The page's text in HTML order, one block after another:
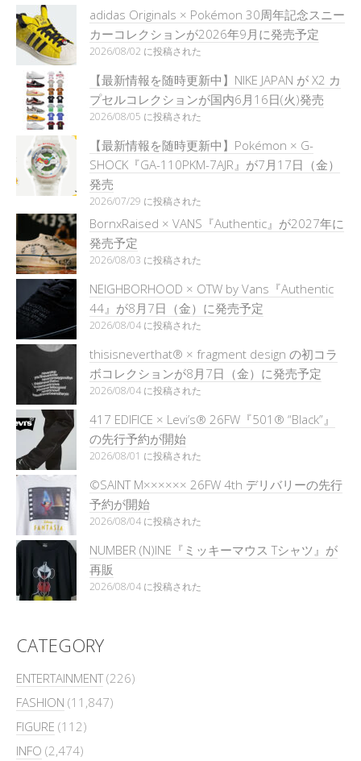
adidas Originals × Pokémon 30周年記念スニー
カーコレクションが2026年9月に発売予定
2026/08/02 に投稿された
【最新情報を随時更新中】NIKE JAPAN が X2 カ
プセルコレクションが国内6月16日(火)発売
2026/08/05 に投稿された
【最新情報を随時更新中】Pokémon × G-
SHOCK『GA-110PKM-7AJR』が7月17日（金）
発売
2026/07/29 に投稿された
BornxRaised × VANS『Authentic』が2027年に
発売予定
2026/08/03 に投稿された
NEIGHBORHOOD × OTW by Vans『Authentic
44』が8月7日（金）に発売予定
2026/08/04 に投稿された
thisisneverthat® × fragment design の初コラ
ボコレクションが8月7日（金）に発売予定
2026/08/04 に投稿された
417 EDIFICE × Levi’s® 26FW『501®︎ “Black”』
の先行予約が開始
2026/08/01 に投稿された
©SAINT M×××××× 26FW 4th デリバリーの先行
予約が開始
2026/08/04 に投稿された
NUMBER (N)INE『ミッキーマウス Tシャツ』が
再販
2026/08/04 に投稿された
CATEGORY
ENTERTAINMENT(226)
FASHION (11,847)
FIGURE (112)
INFO (2,474)